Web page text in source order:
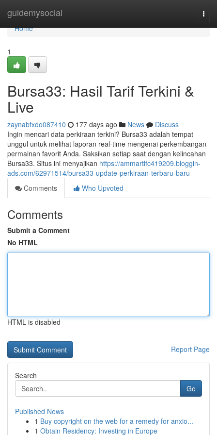
guidemysocial
Home
Home
1
Bursa33: Hasil Tarif Terkini &
Live
zaynabfxdo087410 177 days ago News
Discuss
Ingin mencari data perkiraan terkini? Bursa33 adalah tempat
unggul untuk melihat laporan real-time mengenai perkembangan
permainan favorit Anda. Saksikan setiap saat dengan kelincahan
Bursa33. Situs ini menyajikan https://ammartlfc419209.bloggin-
ads.com/62971514/bursa33-update-perkiraan-terbaru-baru
Comments
Who Upvoted
Comments
Submit a Comment
No HTML
HTML is disabled
Report Page
Search
Go
Published News
1 Buy copyright on the web for a remedy for anxio...
1 Obtain Residency: Investing in Europe